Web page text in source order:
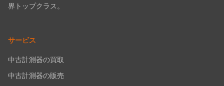
界トップクラス。
サービス
中古計測器の買取
中古計測器の販売